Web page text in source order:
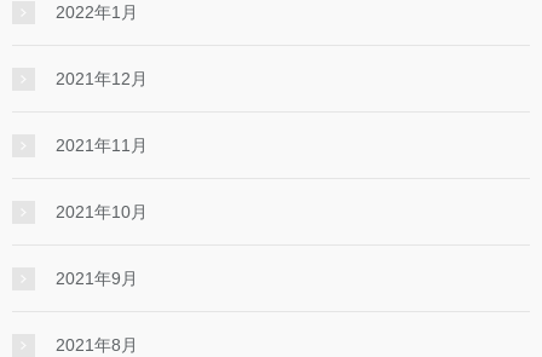
2022年1月
2021年12月
2021年11月
2021年10月
2021年9月
2021年8月